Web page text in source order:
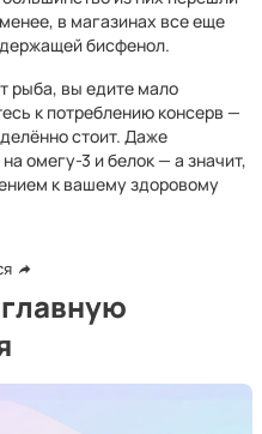
в магазинах все еще
бисфенол.
рыба, вы едите мало
к потреблению консерв —
стоит. Даже
омегу-3 и белок — а значит,
к вашему здоровому